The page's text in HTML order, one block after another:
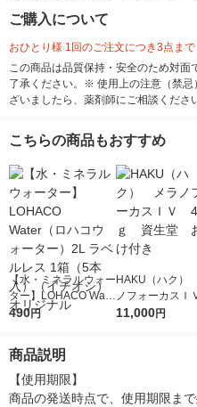
ご購入について
おひとり様 1回のご注文につき3点まで
この商品は品質保持・安全のため対
了承ください。※ 使用上の注意（禁
ざいましたら、薬剤師にご相談くださ
こちらの商品もおすすめ
【水・ミネラルウォー
ター】LOHACO Wate
r（ロハコウォータ
シ） オリジナル
490円
HAKU（ハク）
ノフォーカス
5ｇ 資生堂 お
11,000円
商品説明
【使用期限】
商品の発送時点で、使用期限ま